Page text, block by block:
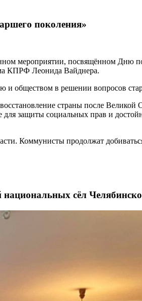
поколения»
мероприятии, посвящённом Дню
КПРФ Леонида Вайднера.
и обществом в решении вопросов
страны после
защиты социальных прав и
Коммунисты продолжат
сёл